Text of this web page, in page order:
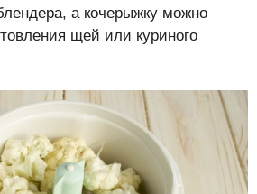
а кочерыжку можно
щей или куриного